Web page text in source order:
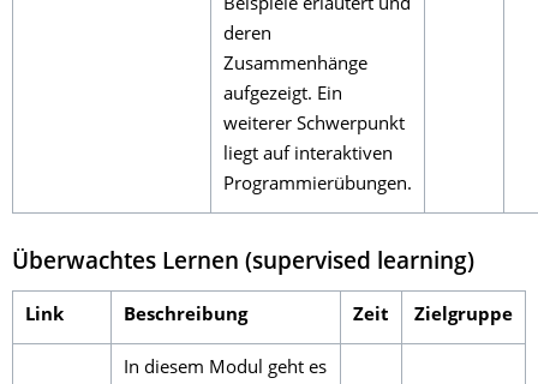
Beispiele erläutert und
deren
Zusammenhänge
aufgezeigt. Ein
weiterer Schwerpunkt
liegt auf interaktiven
Programmierübungen.
Überwachtes Lernen (supervised learning)
Link Beschreibung Zeit Zielgruppe
In diesem Modul geht es